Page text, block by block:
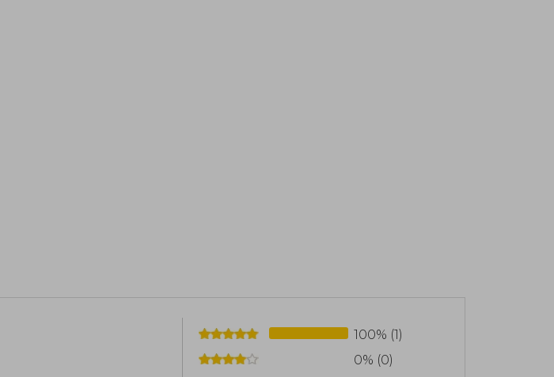
100% (1)
0% (0)